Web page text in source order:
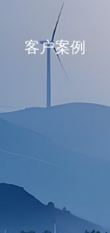
客户案例